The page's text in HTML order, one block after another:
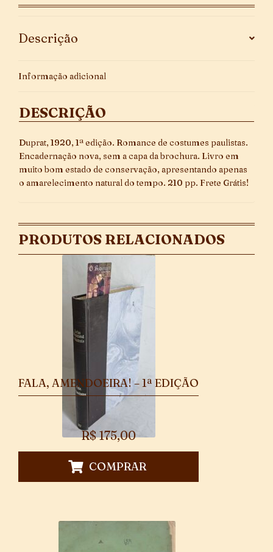
Descrição
Informação adicional
DESCRIÇÃO
Duprat, 1920, 1ª edição. Romance de costumes paulistas.
Encadernação nova, sem a capa da brochura. Livro em
muito bom estado de conservação, apresentando apenas
o amarelecimento natural do tempo. 210 pp. Frete Grátis!
PRODUTOS RELACIONADOS
FALA, AMENDOEIRA! – 1ª EDIÇÃO
R$175,00
COMPRAR